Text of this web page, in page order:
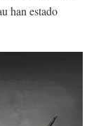
han estado